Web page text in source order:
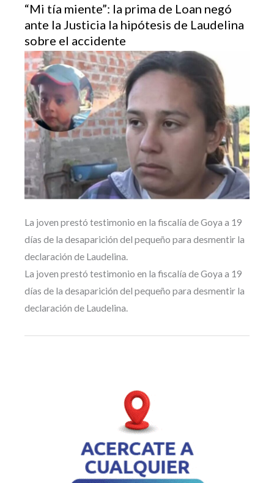
“Mi tía miente”: la prima de Loan negó
ante la Justicia la hipótesis de Laudelina
sobre el accidente
La joven prestó testimonio en la fiscalía de Goya a 19
días de la desaparición del pequeño para desmentir la
declaración de Laudelina.
La joven prestó testimonio en la fiscalía de Goya a 19
días de la desaparición del pequeño para desmentir la
declaración de Laudelina.